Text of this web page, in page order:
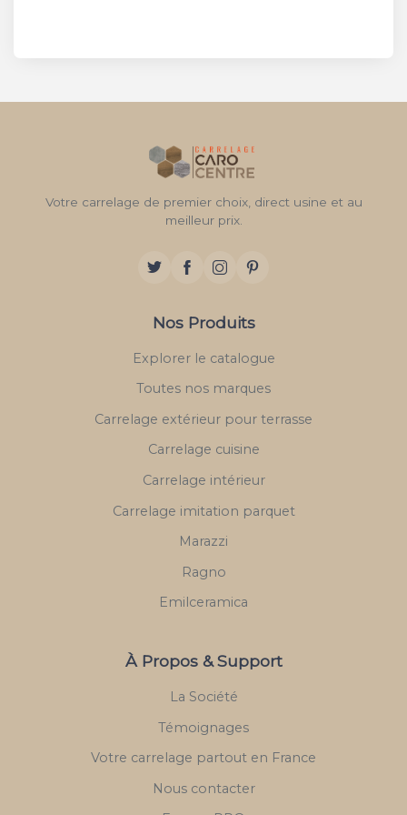
Votre carrelage de premier choix, direct usine et au
meilleur prix.
Nos Produits
Explorer le catalogue
Toutes nos marques
Carrelage extérieur pour terrasse
Carrelage cuisine
Carrelage intérieur
Carrelage imitation parquet
Marazzi
Ragno
Emilceramica
À Propos & Support
La Société
Témoignages
Votre carrelage partout en France
Nous contacter